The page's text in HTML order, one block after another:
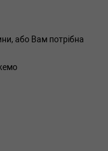
або Вам потрібна